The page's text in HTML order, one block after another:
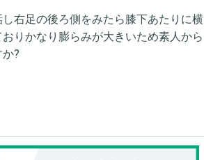
右足の後ろ側をみたら膝下あたりに横
りかなり膨らみが大きいため素人から
?